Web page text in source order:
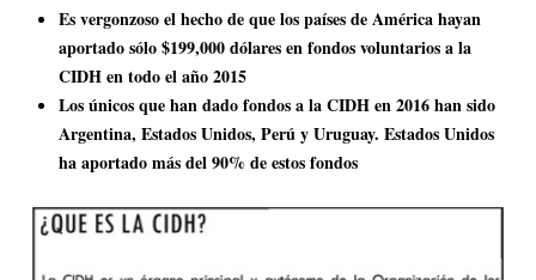
Es vergonzoso el hecho de que los países de América hayan
aportado sólo $199,000 dólares en fondos voluntarios a la
CIDH en todo el año 2015
Los únicos que han dado fondos a la CIDH en 2016 han sido
Argentina, Estados Unidos, Perú y Uruguay. Estados Unidos
ha aportado más del 90% de estos fondos